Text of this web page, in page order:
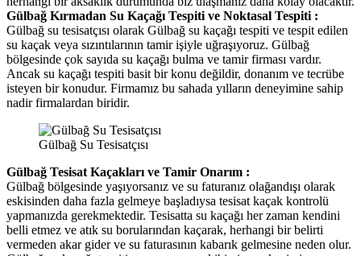
Gülbağ Kırmadan Su Kaçağı Tespiti ve Noktasal Tespiti :
Gülbağ su tesisatçısı olarak Gülbağ su kaçağı tespiti ve tespit edilen
su kaçak veya sızıntılarının tamir işiyle uğraşıyoruz. Gülbağ
bölgesinde çok sayıda su kaçağı bulma ve tamir firması vardır.
Ancak su kaçağı tespiti basit bir konu değildir, donanım ve tecrübe
isteyen bir konudur. Firmamız bu sahada yılların deneyimine sahip
nadir firmalardan biridir.
Gülbağ Su Tesisatçısı
Gülbağ Tesisat Kaçakları ve Tamir Onarım :
Gülbağ bölgesinde yaşıyorsanız ve su faturanız olağandışı olarak
eskisinden daha fazla gelmeye başladıysa tesisat kaçak kontrolü
yapmanızda gerekmektedir. Tesisatta su kaçağı her zaman kendini
belli etmez ve atık su borularından kaçarak, herhangi bir belirti
vermeden akar gider ve su faturasının kabarık gelmesine neden olur.